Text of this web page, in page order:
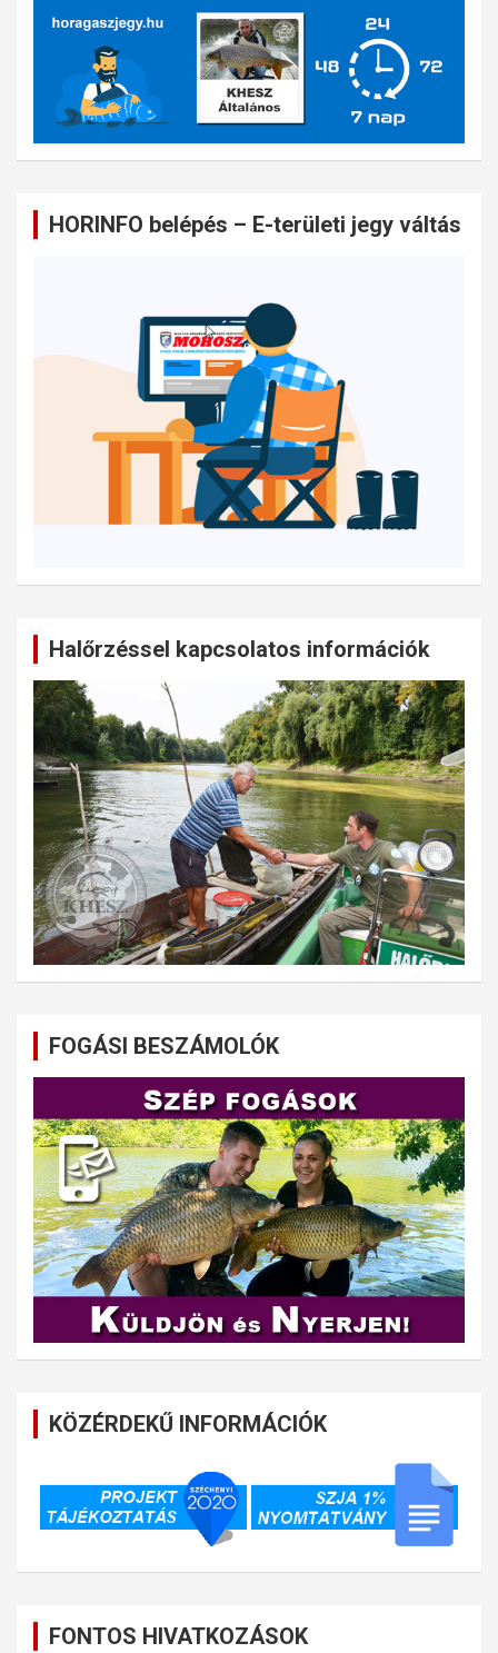
HORINFO belépés – E-területi jegy váltás
Halőrzéssel kapcsolatos információk
FOGÁSI BESZÁMOLÓK
KÖZÉRDEKŰ INFORMÁCIÓK
FONTOS HIVATKOZÁSOK